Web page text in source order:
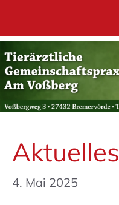
springen
Aktuelles
4. Mai 2025